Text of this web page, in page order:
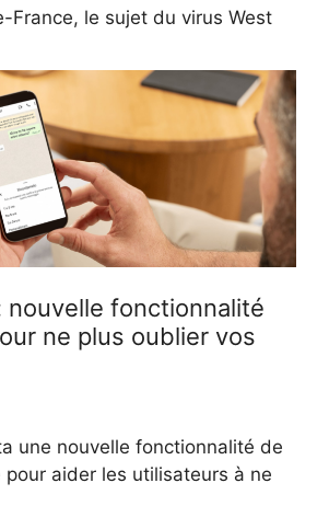
France, le sujet du virus West
nouvelle fonctionnalité
ne plus oublier vos
une nouvelle fonctionnalité de
pour aider les utilisateurs à ne